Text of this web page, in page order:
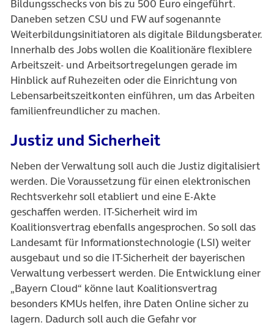
Bildungsschecks von bis zu 500 Euro eingeführt.
Daneben setzen CSU und FW auf sogenannte
Weiterbildungsinitiatoren als digitale Bildungsberater.
Innerhalb des Jobs wollen die Koalitionäre flexiblere
Arbeitszeit- und Arbeitsortregelungen gerade im
Hinblick auf Ruhezeiten oder die Einrichtung von
Lebensarbeitszeitkonten einführen, um das Arbeiten
familienfreundlicher zu machen.
Justiz und Sicherheit
Neben der Verwaltung soll auch die Justiz digitalisiert
werden. Die Voraussetzung für einen elektronischen
Rechtsverkehr soll etabliert und eine E-Akte
geschaffen werden. IT-Sicherheit wird im
Koalitionsvertrag ebenfalls angesprochen. So soll das
Landesamt für Informationstechnologie (LSI) weiter
ausgebaut und so die IT-Sicherheit der bayerischen
Verwaltung verbessert werden. Die Entwicklung einer
„Bayern Cloud“ könne laut Koalitionsvertrag
besonders KMUs helfen, ihre Daten Online sicher zu
lagern. Dadurch soll auch die Gefahr vor